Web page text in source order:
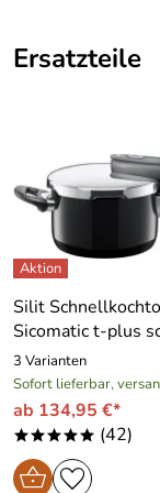
Kaufdatum:
Verifizierte
alles OK wie
Kaufdatum:
Beckert
Verifizierte
Passt wunderbar
Kaufdatum:
Andrea
*****
Verifizierte
Ersatzteile
Silit
Sicomatic t-plus
3 Varianten
Sofort lieferbar,
ab 134,95 €*
***** (42)